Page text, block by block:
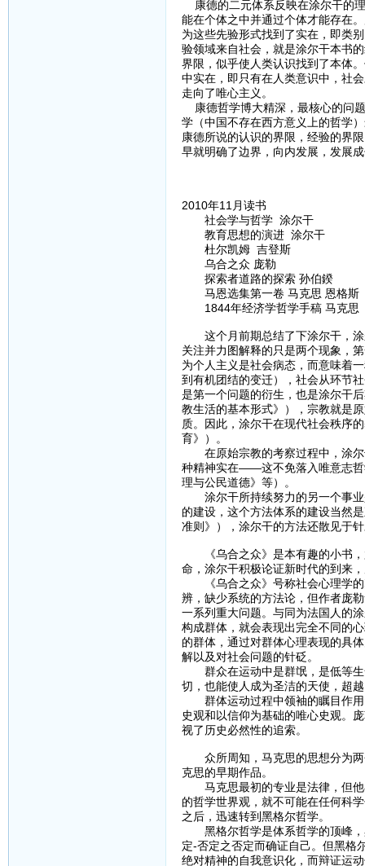
康德的二元体系反映在涂尔干的
能在个体之中并通过个体才能存在
为这些先验形式找到了实在，即类
验领域来自社会，就是涂尔干本书
界限，似乎使人类认识找到了本体
中实在，即只有在人类意识中，社
走向了唯心主义。
康德哲学博大精深，最核心的问
学（中国不存在西方意义上的哲学
康德所说的认识的界限，经验的界
早就明确了边界，向内发展，发展
2010年11月读书
社会学与哲学 涂尔干
教育思想的演进 涂尔干
杜尔凯姆 吉登斯
乌合之众 庞勒
探索者道路的探索 孙伯鍨
马恩选集第一卷 马克思 恩格斯
1844年经济学哲学手稿 马克思
这个月前期总结了下涂尔干，涂
关注并力图解释的只是两个现象，
为个人主义是社会病态，而意味着
到有机团结的变迁），社会从环节
是第一个问题的衍生，也是涂尔干
教生活的基本形式》），宗教就是
质。因此，涂尔干在现代社会秩序
育》）。
在原始宗教的考察过程中，涂尔
种精神实在——这不免落入唯意志哲
理与公民道德》等）。
涂尔干所持续努力的另一个事业
的建设，这个方法体系的建设当然
准则》），涂尔干的方法还散见于
《乌合之众》是本有趣的小书，
命，涂尔干积极论证新时代的到来
《乌合之众》号称社会心理学的
辨，缺少系统的方法论，但作者庞
一系列重大问题。与同为法国人的
构成群体，就会表现出完全不同的
的群体，通过对群体心理表现的具
解以及对社会问题的针砭。
群众在运动中是群氓，是低等生
切，也能使人成为圣洁的天使，超
群体运动过程中领袖的瞩目作用
史观和以信仰为基础的唯心史观。
视了历史必然性的追索。
众所周知，马克思的思想分为两
克思的早期作品。
马克思最初的专业是法律，但他
的哲学世界观，就不可能在任何科
之后，迅速转到黑格尔哲学。
黑格尔哲学是体系哲学的顶峰，
定-否定之否定而确证自己。但黑格
绝对精神的自我意识化，而辩证运